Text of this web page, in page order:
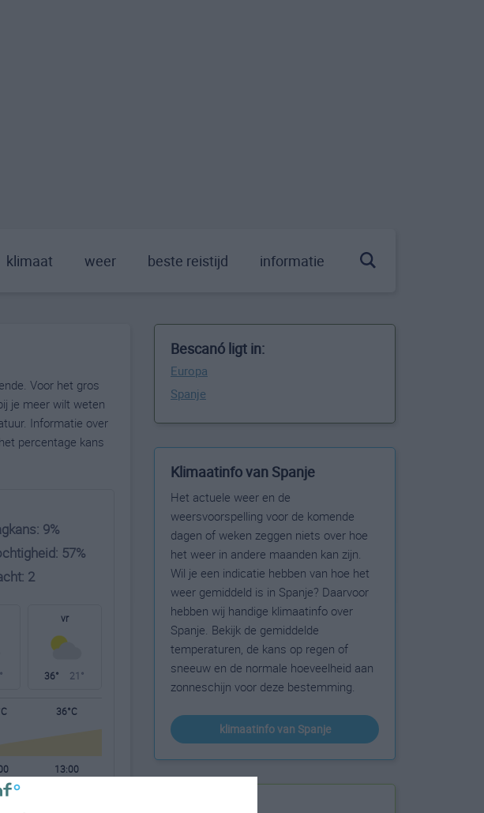
klimaat weer beste reistijd informatie
Voor het gros
je meer wilt weten
Informatie over
percentage kans
9%
57%
2
vr
36° 21°
36°C
13:00
Bescanó ligt in:
Europa
Spanje
Klimaatinfo van Spanje
Het actuele weer en de
weersvoorspelling voor de komende
dagen of weken zeggen niets over hoe
het weer in andere maanden kan zijn.
Wil je een indicatie hebben van hoe het
weer gemiddeld is in Spanje? Daarvoor
hebben wij handige klimaatinfo over
Spanje. Bekijk de gemiddelde
temperaturen, de kans op regen of
sneeuw en de normale hoeveelheid aan
zonneschijn voor deze bestemming.
klimaatinfo van Spanje